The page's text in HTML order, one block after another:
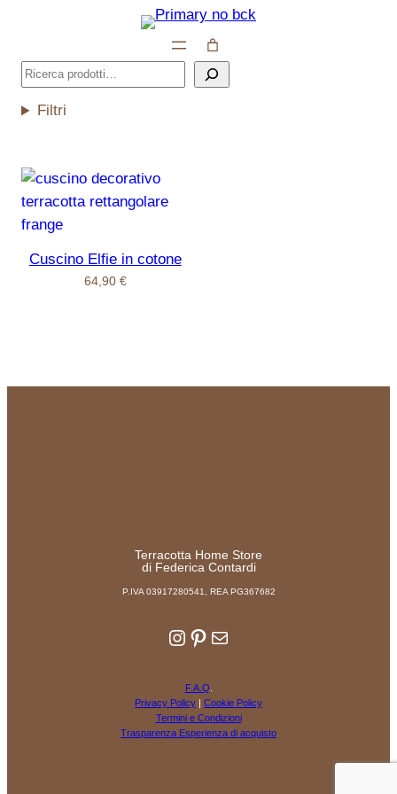
contenuto
Cerca
Filtri
Cuscino Elfie in cotone
64,90 €
Terracotta Home Store
di Federica Contardi
P.IVA 03917280541, REA PG367682
Instagram Pinterest Email
F.A.Q
Privacy Policy | Cookie Policy
Termini e Condizioni
Trasparenza Esperienza di acquisto